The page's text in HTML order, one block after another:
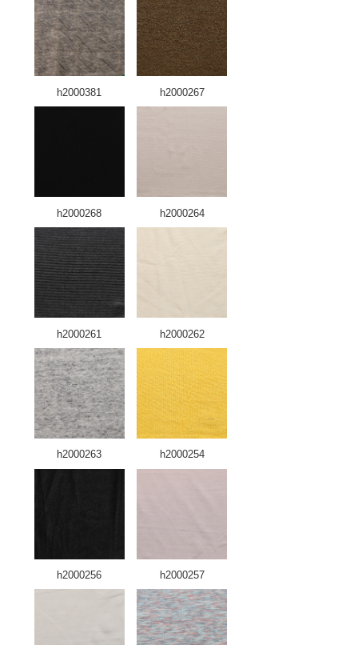
h2000381 h2000267
h2000268 h2000264
h2000261 h2000262
h2000263 h2000254
h2000256 h2000257